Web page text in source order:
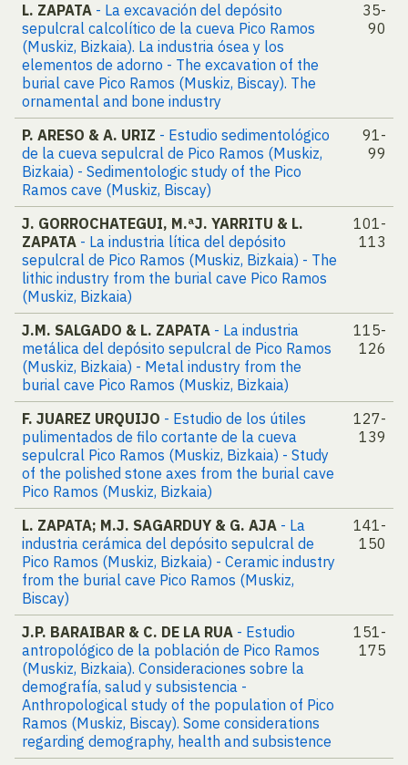
L. ZAPATA - La excavación del depósito
sepulcral calcolítico de la cueva Pico Ramos
(Muskiz, Bizkaia). La industria ósea y los
elementos de adorno - The excavation of the
burial cave Pico Ramos (Muskiz, Biscay). The
ornamental and bone industry
35-
90
P. ARESO & A. URIZ - Estudio sedimentológico
de la cueva sepulcral de Pico Ramos (Muskiz,
Bizkaia) - Sedimentologic study of the Pico
Ramos cave (Muskiz, Biscay)
91-
99
J. GORROCHATEGUI, M.ªJ. YARRITU & L.
ZAPATA - La industria lítica del depósito
sepulcral de Pico Ramos (Muskiz, Bizkaia) - The
lithic industry from the burial cave Pico Ramos
(Muskiz, Bizkaia)
101-
113
J.M. SALGADO & L. ZAPATA - La industria
metálica del depósito sepulcral de Pico Ramos
(Muskiz, Bizkaia) - Metal industry from the
burial cave Pico Ramos (Muskiz, Bizkaia)
115-
126
F. JUAREZ URQUIJO - Estudio de los útiles
pulimentados de filo cortante de la cueva
sepulcral Pico Ramos (Muskiz, Bizkaia) - Study
of the polished stone axes from the burial cave
Pico Ramos (Muskiz, Bizkaia)
127-
139
L. ZAPATA; M.J. SAGARDUY & G. AJA - La
industria cerámica del depósito sepulcral de
Pico Ramos (Muskiz, Bizkaia) - Ceramic industry
from the burial cave Pico Ramos (Muskiz,
Biscay)
141-
150
J.P. BARAIBAR & C. DE LA RUA - Estudio
antropológico de la población de Pico Ramos
(Muskiz, Bizkaia). Consideraciones sobre la
demografía, salud y subsistencia -
Anthropological study of the population of Pico
Ramos (Muskiz, Biscay). Some considerations
regarding demography, health and subsistence
151-
175